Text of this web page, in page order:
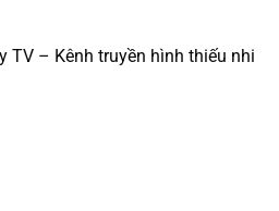
TV – Kênh truyền hình thiếu nhi